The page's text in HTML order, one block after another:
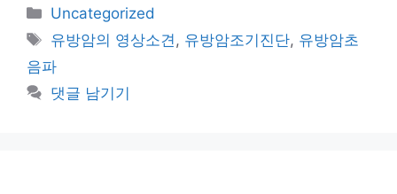
카
테
리
Uncategorized
태
그
유방암의 영상소견, 유방암조기진단, 유방암초
음파
댓글 남기기